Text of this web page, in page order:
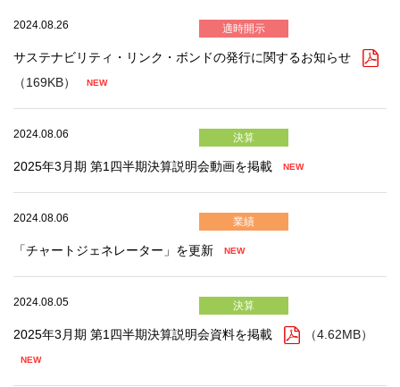
2024.08.26 適時開示
サステナビリティ・リンク・ボンドの発行に関するお知らせ
（169KB）
2024.08.06 決算
2025年3月期 第1四半期決算説明会動画を掲載
2024.08.06 業績
「チャートジェネレーター」を更新
2024.08.05 決算
2025年3月期 第1四半期決算説明会資料を掲載 （4.62MB）